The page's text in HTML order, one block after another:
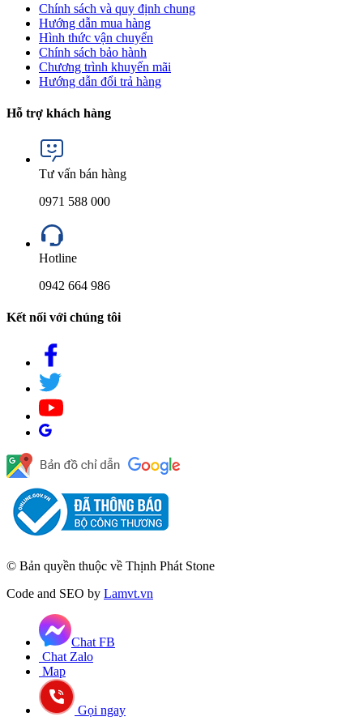
Chính sách và quy định chung
Hướng dẫn mua hàng
Hình thức vận chuyển
Chính sách bảo hành
Chương trình khuyến mãi
Hướng dẫn đổi trả hàng
Hỗ trợ khách hàng
Tư vấn bán hàng
0971 588 000
Hotline
0942 664 986
Kết nối với chúng tôi
© Bản quyền thuộc về Thịnh Phát Stone
Code and SEO by Lamvt.vn
Chat FB
Chat Zalo
Map
Gọi ngay